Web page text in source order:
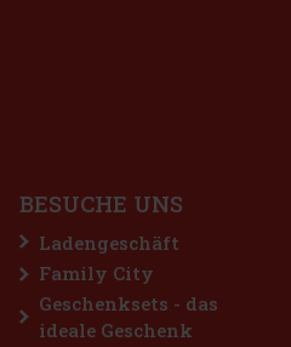
BESUCHE UNS
Ladengeschäft
Family City
Geschenksets - das
ideale Geschenk